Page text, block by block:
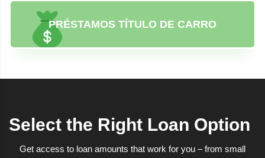
PRÉSTAMOS TÍTULO DE CARRO
Select the Right Loan Option
Get access to loan amounts that work for you – from small